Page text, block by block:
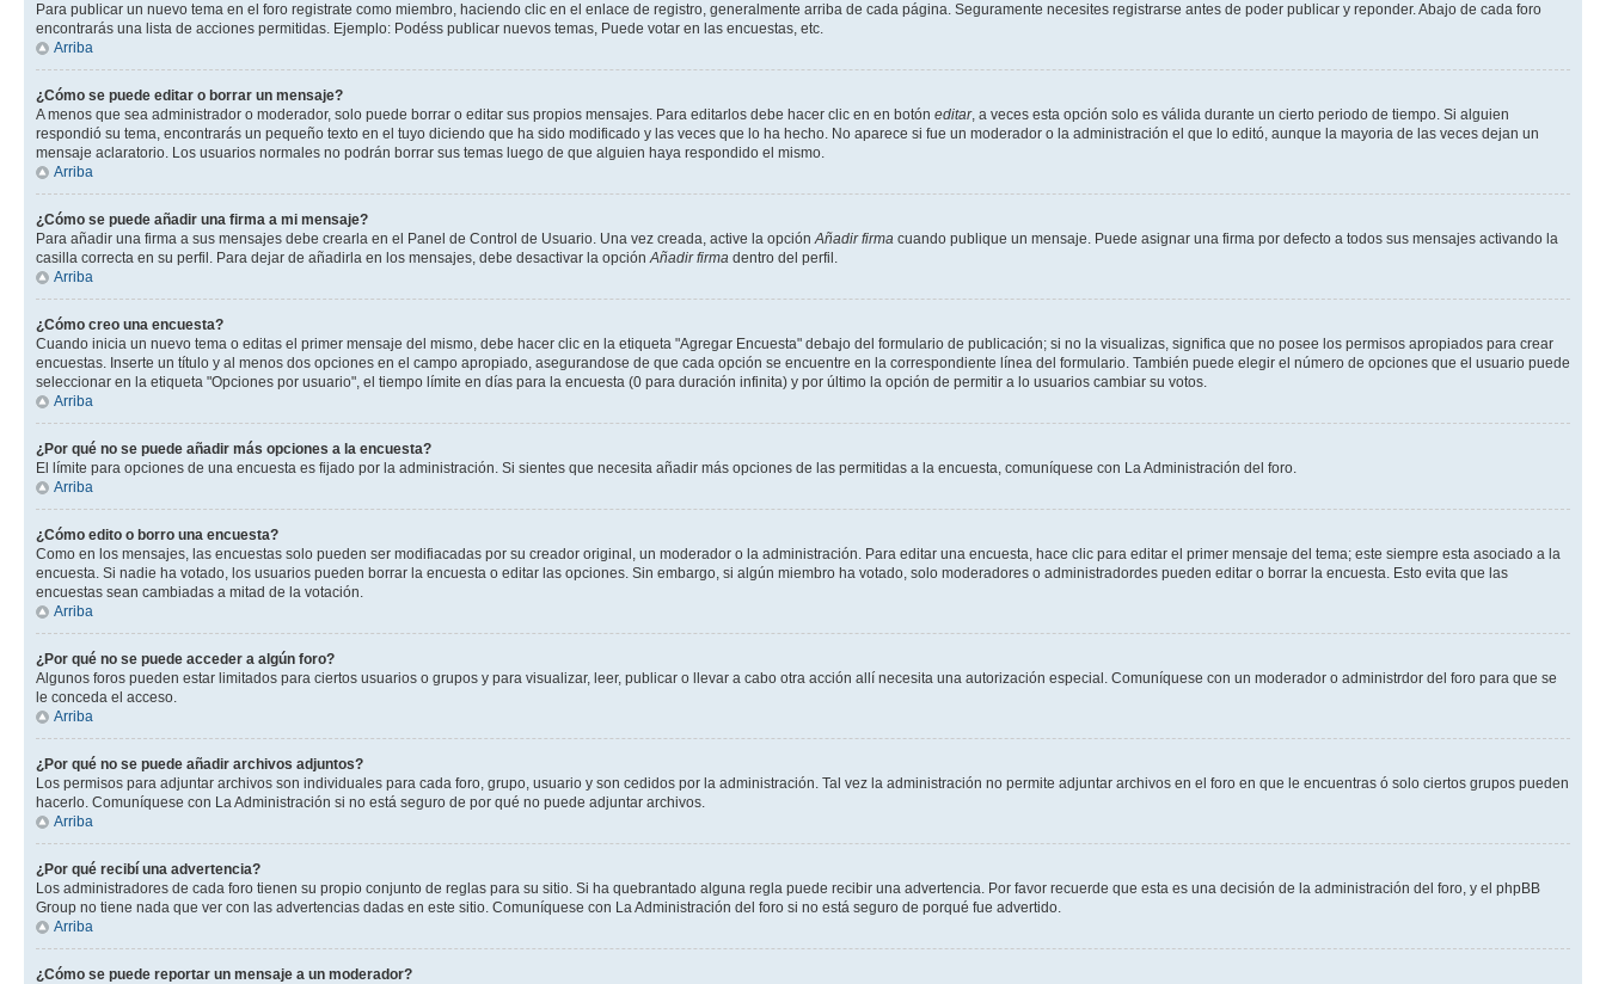
Para publicar un nuevo tema en el foro registrate como miembro, haciendo clic en el enlace de registro, generalmente arriba de cada página. Seguramente necesites registrarse antes de poder publicar y reponder. Abajo de cada foro
encontrarás una lista de acciones permitidas. Ejemplo: Podéss publicar nuevos temas, Puede votar en las encuestas, etc.
Arriba
¿Cómo se puede editar o borrar un mensaje?
A menos que sea administrador o moderador, solo puede borrar o editar sus propios mensajes. Para editarlos debe hacer clic en en botón editar, a veces esta opción solo es válida durante un cierto periodo de tiempo. Si alguien
respondió su tema, encontrarás un pequeño texto en el tuyo diciendo que ha sido modificado y las veces que lo ha hecho. No aparece si fue un moderador o la administración el que lo editó, aunque la mayoria de las veces dejan un
mensaje aclaratorio. Los usuarios normales no podrán borrar sus temas luego de que alguien haya respondido el mismo.
Arriba
¿Cómo se puede añadir una firma a mi mensaje?
Para añadir una firma a sus mensajes debe crearla en el Panel de Control de Usuario. Una vez creada, active la opciónAñadir firma cuando publique un mensaje. Puede asignar una firma por defecto a todos sus mensajes activando la
casilla correcta en su perfil. Para dejar de añadirla en los mensajes, debe desactivar la opciónAñadir firma dentro del perfil.
Arriba
¿Cómo creo una encuesta?
Cuando inicia un nuevo tema o editas el primer mensaje del mismo, debe hacer clic en la etiqueta "Agregar Encuesta" debajo del formulario de publicación; si no la visualizas, significa que no posee los permisos apropiados para crear
encuestas. Inserte un título y al menos dos opciones en el campo apropiado, asegurandose de que cada opción se encuentre en la correspondiente línea del formulario. También puede elegir el número de opciones que el usuario puede
seleccionar en la etiqueta "Opciones por usuario", el tiempo límite en días para la encuesta (0 para duración infinita) y por último la opción de permitir a lo usuarios cambiar su votos.
Arriba
¿Por qué no se puede añadir más opciones a la encuesta?
El límite para opciones de una encuesta es fijado por la administración. Si sientes que necesita añadir más opciones de las permitidas a la encuesta, comuníquese con La Administración del foro.
Arriba
¿Cómo edito o borro una encuesta?
Como en los mensajes, las encuestas solo pueden ser modifiacadas por su creador original, un moderador o la administración. Para editar una encuesta, hace clic para editar el primer mensaje del tema; este siempre esta asociado a la
encuesta. Si nadie ha votado, los usuarios pueden borrar la encuesta o editar las opciones. Sin embargo, si algún miembro ha votado, solo moderadores o administradordes pueden editar o borrar la encuesta. Esto evita que las
encuestas sean cambiadas a mitad de la votación.
Arriba
¿Por qué no se puede acceder a algún foro?
Algunos foros pueden estar limitados para ciertos usuarios o grupos y para visualizar, leer, publicar o llevar a cabo otra acción allí necesita una autorización especial. Comuníquese con un moderador o administrdor del foro para que se
le conceda el acceso.
Arriba
¿Por qué no se puede añadir archivos adjuntos?
Los permisos para adjuntar archivos son individuales para cada foro, grupo, usuario y son cedidos por la administración. Tal vez la administración no permite adjuntar archivos en el foro en que le encuentras ó solo ciertos grupos pueden
hacerlo. Comuníquese con La Administración si no está seguro de por qué no puede adjuntar archivos.
Arriba
¿Por qué recibí una advertencia?
Los administradores de cada foro tienen su propio conjunto de reglas para su sitio. Si ha quebrantado alguna regla puede recibir una advertencia. Por favor recuerde que esta es una decisión de la administración del foro, y el phpBB
Group no tiene nada que ver con las advertencias dadas en este sitio. Comuníquese con La Administración del foro si no está seguro de porqué fue advertido.
Arriba
¿Cómo se puede reportar un mensaje a un moderador?